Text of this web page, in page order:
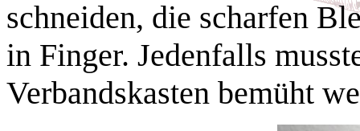
schneiden, die scharfen
in Finger. Jedenfalls
Verbandskasten bemüht